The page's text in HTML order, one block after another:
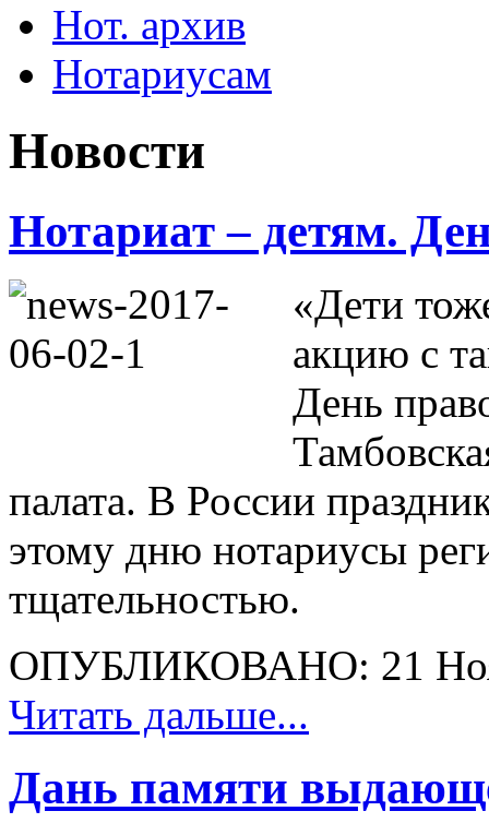
Нот. архив
Нотариусам
Новости
Нотариат – детям.
«Дети
акцию с
День
палата. В России
этому дню нотариусы
тщательностью.
ОПУБЛИКОВАНО: 21
Читать дальше...
Дань памяти